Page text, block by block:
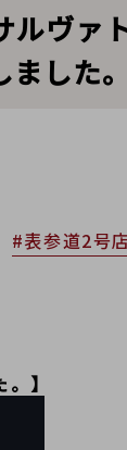
ヴァ
した。
#表参道2号
】